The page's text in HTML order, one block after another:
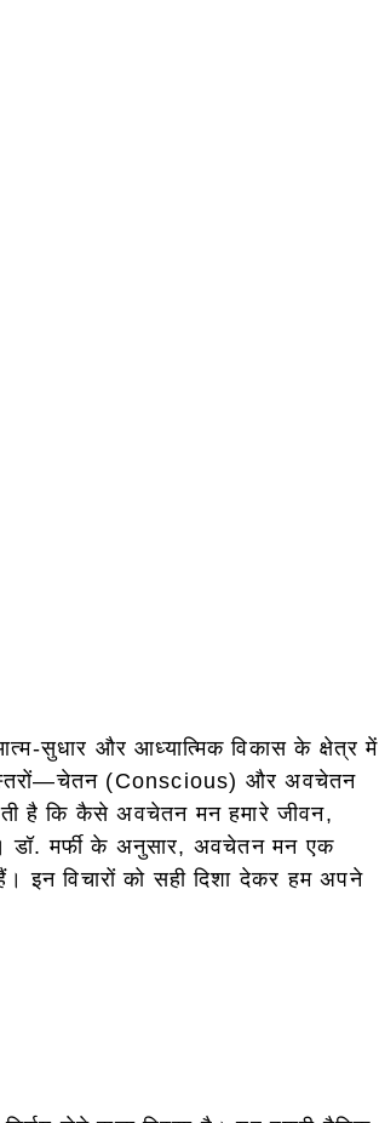
सुधार और आध्यात्मिक विकास के क्षेत्र में
स्तरों—चेतन (Conscious) और अवचेतन
है कि कैसे अवचेतन मन हमारे जीवन,
डॉ. मर्फी के अनुसार, अवचेतन मन एक
हैं। इन विचारों को सही दिशा देकर हम अपने